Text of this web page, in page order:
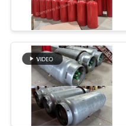
PRIVACY
POLICY
ক্লিন এজেন্ট
সিস্টেম